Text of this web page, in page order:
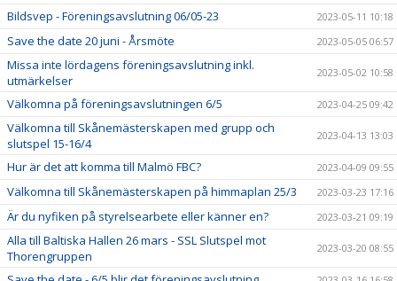
Bildsvep - Föreningsavslutning 06/05-23 2023-05-11 10:18
Save the date 20 juni - Årsmöte 2023-05-05 06:57
Missa inte lördagens föreningsavslutning inkl.
utmärkelser
2023-05-02 10:58
Välkomna på föreningsavslutningen 6/5 2023-04-25 09:42
Välkomna till Skånemästerskapen med grupp och
slutspel 15-16/4
2023-04-13 13:03
Hur är det att komma till Malmö FBC? 2023-04-09 09:55
Välkomna till Skånemästerskapen på himmaplan 25/3 2023-03-23 17:16
Är du nyfiken på styrelsearbete eller känner en? 2023-03-21 09:19
Alla till Baltiska Hallen 26 mars - SSL Slutspel mot
Thorengruppen
2023-03-20 08:55